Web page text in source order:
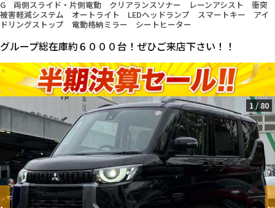
G 両側スライド・片側電動 クリアランスソナー レーンアシスト 衝突
被害軽減システム オートライト LEDヘッドランプ スマートキー アイ
ドリングストップ 電動格納ミラー シートヒーター
グループ総在庫約６０００台！ぜひご来店下さい！！
1/80